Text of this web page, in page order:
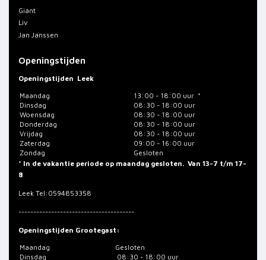
Giant
Liv
Jan Janssen
Openingstijden
Openingstijden Leek
Maandag
13:00 - 18:00 uur *
Dinsdag
08:30 - 18:00 uur
Woensdag
08:30 - 18:00 uur
Donderdag
08:30 - 18:00 uur
Vrijdag
08:30 - 18:00 uur
Zaterdag
09:00 - 16:00 uur
Zondag
Gesloten
* In de vakantie periode op maandag gesloten. Van 13-7 t/m 17-
8
LeekTel:0594853358
---------------------------------------
Openingstijden Grootegast:
Maandag
Gesloten
Dinsdag
08:30 - 18:00 uur